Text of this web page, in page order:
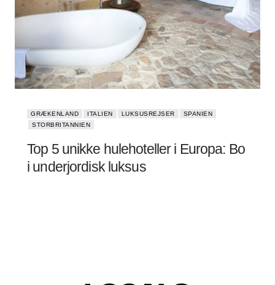
GRÆKENLAND ITALIEN LUKSUSREJSER
SPANIEN
STORBRITANNIEN
Top 5 unikke hulehoteller i Europa: Bo
i underjordisk luksus